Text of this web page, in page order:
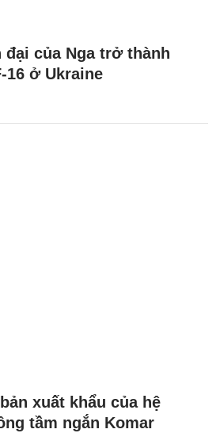
đại của Nga trở thành
16 ở Ukraine
xuất khẩu của hệ
tầm ngắn Komar